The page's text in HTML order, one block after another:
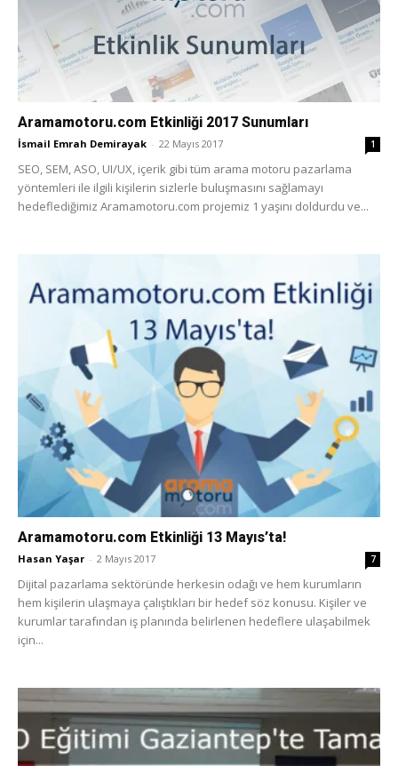
Aramamotoru.com Etkinliği 2017 Sunumları
İsmail Emrah Demirayak - 22 Mayıs 2017 1
SEO, SEM, ASO, UI/UX, içerik gibi tüm arama motoru pazarlama
yöntemleri ile ilgili kişilerin sizlerle buluşmasını sağlamayı
hedeflediğimiz Aramamotoru.com projemiz 1 yaşını doldurdu ve...
Aramamotoru.com Etkinliği 13 Mayıs’ta!
Hasan Yaşar - 2 Mayıs 2017 7
Dijital pazarlama sektöründe herkesin odağı ve hem kurumların
hem kişilerin ulaşmaya çalıştıkları bir hedef söz konusu. Kişiler ve
kurumlar tarafından iş planında belirlenen hedeflere ulaşabilmek
için...